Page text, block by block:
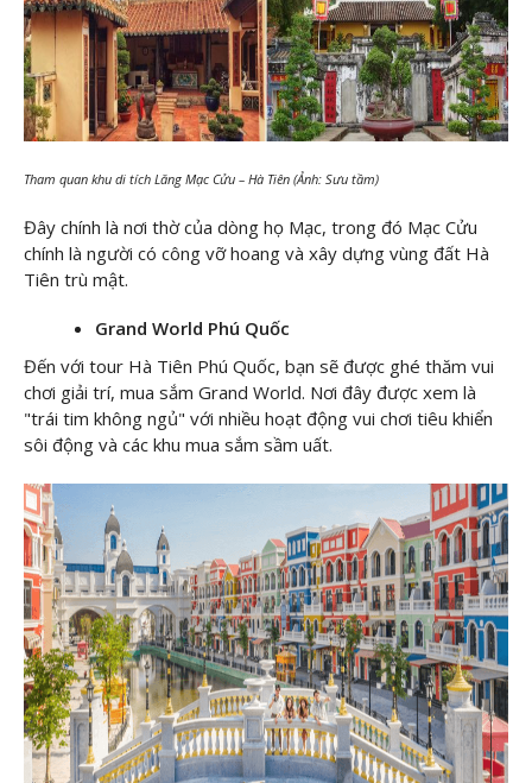
Tham quan khu di tích Lăng Mạc Cửu – Hà Tiên (Ảnh: Sưu tầm)
Đây chính là nơi thờ của dòng họ Mạc, trong đó Mạc Cửu
chính là người có công vỡ hoang và xây dựng vùng đất Hà
Tiên trù mật.
Grand World Phú Quốc
Đến với tour Hà Tiên Phú Quốc, bạn sẽ được ghé thăm vui
chơi giải trí, mua sắm Grand World. Nơi đây được xem là
"trái tim không ngủ" với nhiều hoạt động vui chơi tiêu khiển
sôi động và các khu mua sắm sầm uất.